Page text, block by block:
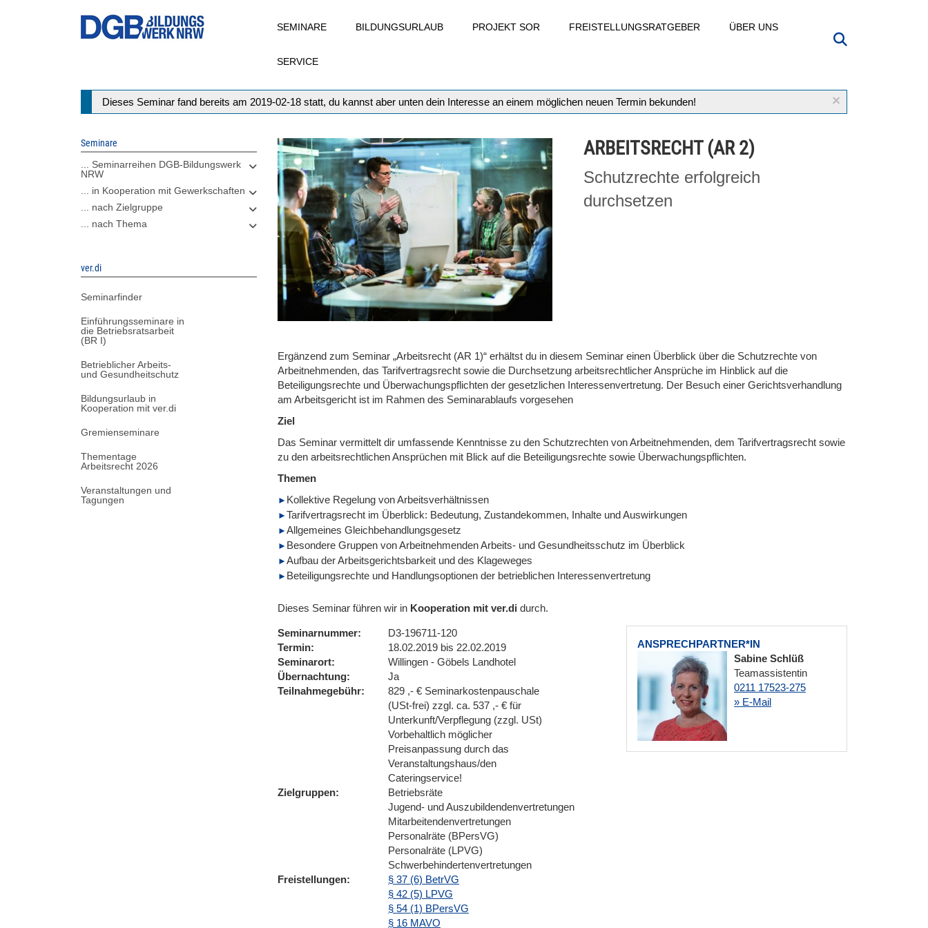
SEMINARE BILDUNGSURLAUB PROJEKT SOR FREISTELLUNGSRATGEBER ÜBER UNS
SERVICE
×
Statusmeldung
Dieses Seminar fand bereits am 2019-02-18 statt, du kannst aber unten dein Interesse an einem möglichen neuen Termin bekunden!
Seminare
... Seminarreihen DGB-Bildungswerk
NRW
... in Kooperation mit Gewerkschaften
... nach Zielgruppe
... nach Thema
ver.di
Seminarfinder
Einführungsseminare in
die Betriebsratsarbeit
(BR I)
Betrieblicher Arbeits-
und Gesundheitschutz
Bildungsurlaub in
Kooperation mit ver.di
Gremienseminare
Thementage
Arbeitsrecht 2026
Veranstaltungen und
Tagungen
ARBEITSRECHT (AR 2)
Schutzrechte erfolgreich
durchsetzen
Ergänzend zum Seminar „Arbeitsrecht (AR 1)“ erhältst du in diesem Seminar einen Überblick über die Schutzrechte von
Arbeitnehmenden, das Tarifvertragsrecht sowie die Durchsetzung arbeitsrechtlicher Ansprüche im Hinblick auf die
Beteiligungsrechte und Überwachungspflichten der gesetzlichen Interessenvertretung. Der Besuch einer Gerichtsverhandlung
am Arbeitsgericht ist im Rahmen des Seminarablaufs vorgesehen
Ziel
Das Seminar vermittelt dir umfassende Kenntnisse zu den Schutzrechten von Arbeitnehmenden, dem Tarifvertragsrecht sowie
zu den arbeitsrechtlichen Ansprüchen mit Blick auf die Beteiligungsrechte sowie Überwachungspflichten.
Themen
Kollektive Regelung von Arbeitsverhältnissen
Tarifvertragsrecht im Überblick: Bedeutung, Zustandekommen, Inhalte und Auswirkungen
Allgemeines Gleichbehandlungsgesetz
Besondere Gruppen von Arbeitnehmenden Arbeits- und Gesundheitsschutz im Überblick
Aufbau der Arbeitsgerichtsbarkeit und des Klageweges
Beteiligungsrechte und Handlungsoptionen der betrieblichen Interessenvertretung
Dieses Seminar führen wir in Kooperation mit ver.di durch.
ANSPRECHPARTNER*IN
Sabine Schlüß
Teamassistentin
0211 17523-275
» E-Mail
Seminarnummer
D3-196711-120
Termin
18.02.2019 bis 22.02.2019
Seminarort
Willingen - Göbels Landhotel
Übernachtung
Ja
Teilnahmegebühr
829 ,- € Seminarkostenpauschale
(USt-frei) zzgl. ca. 537 ,- € für
Unterkunft/Verpflegung (zzgl. USt)
Vorbehaltlich möglicher
Preisanpassung durch das
Veranstaltungshaus/den
Cateringservice!
Zielgruppen
Betriebsräte
Jugend- und Auszubildendenvertretungen
Mitarbeitendenvertretungen
Personalräte (BPersVG)
Personalräte (LPVG)
Schwerbehindertenvertretungen
Freistellungen
§ 37 (6) BetrVG
§ 42 (5) LPVG
§ 54 (1) BPersVG
§ 16 MAVO